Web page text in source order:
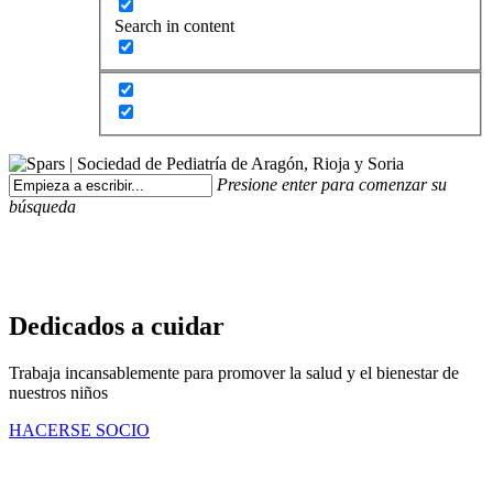
Search in content
Presione enter para comenzar su
búsqueda
Dedicados a cuidar
Trabaja incansablemente para promover la salud y el bienestar de
nuestros niños
HACERSE SOCIO